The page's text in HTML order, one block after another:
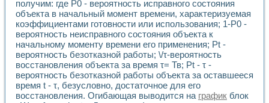
Лабораторные практикумы и учебные стенды
Автоматизация лабораторного стенда по измерению
Автоматизированные лабораторные комплексы для
Виртуальный прибор для исследования нелинейных
Использование виртуальных приборов в процесе
Использование программ ELECTRONICS WORKBENCH-
Лабораторный практикум по дисциплине «Цифровые
Лабораторный практикум по ИНС на основе LabVIEW
Лабораторный практикум по основам теории коммутации
получим: где Р0 - вероятность исправного состояния
объекта в начальный момент времени, характеризуемая
коэффициентами готовности или использования; 1-Р0 -
вероятность неисправного состояния объекта к
начальному моменту времени его применения; Pt -
вероятность безотказной работы; \/τ-вероятность
восстановления объекта за время τ= Тв; Pt - τ -
вероятность безотказной работы объекта за оставшееся
время t - τ, безусловно, достаточное для его
восстановления. Огибающая выводится на график блок